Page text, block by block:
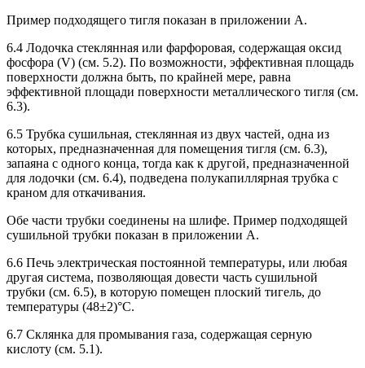
Пример подходящего тигля показан в приложении А.
6.4 Лодочка стеклянная или фарфоровая, содержащая оксид
фосфора (V) (см. 5.2). По возможности, эффективная площадь
поверхности должна быть, по крайней мере, равна
эффективной площади поверхности металлического тигля (см.
6.3).
6.5 Трубка сушильная, стеклянная из двух частей, одна из
которых, предназначенная для помещения тигля (см. 6.3),
запаяна с одного конца, тогда как к другой, предназначенной
для лодочки (см. 6.4), подведена полукапиллярная трубка с
краном для откачивания.
Обе части трубки соединены на шлифе. Пример подходящей
сушильной трубки показан в приложении А.
6.6 Печь электрическая постоянной температуры, или любая
другая система, позволяющая довести часть сушильной
трубки (см. 6.5), в которую помещен плоский тигель, до
температуры (48±2)°С.
6.7 Склянка для промывания газа, содержащая серную
кислоту (см. 5.1).